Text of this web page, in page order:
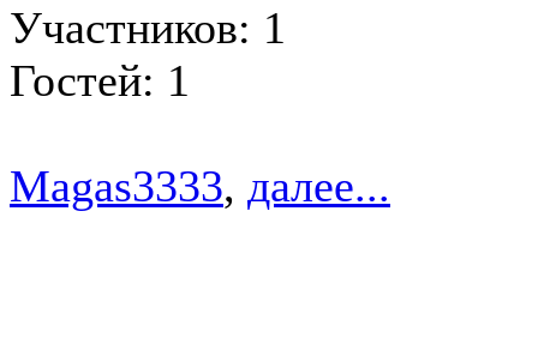
Участников: 1
Гостей: 1
Magas3333, далее...